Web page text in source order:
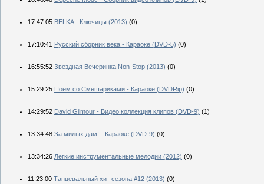
17:47:05 BELKA - Ключицы (2013) (0)
17:10:41 Русский сборник века - Караоке (DVD-5) (0)
16:55:52 Звездная Вечеринка Non-Stop (2013) (0)
15:29:25 Поем со Смешариками - Караоке (DVDRip) (0)
14:29:52 David Gilmour - Видео коллекция клипов (DVD-9) (1)
13:34:48 За милых дам! - Караоке (DVD-9) (0)
13:34:26 Легкие инструментальные мелодии (2012) (0)
11:23:00 Танцевальный хит сезона #12 (2013) (0)